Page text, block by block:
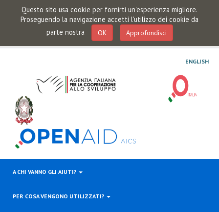
Questo sito usa cookie per fornirti un'esperienza migliore.
Proseguendo la navigazione accetti l'utilizzo dei cookie da
parte nostra
OK Approfondisci
ENGLISH
A CHI VANNO GLI AIUTI?
PER COSA VENGONO UTILIZZATI?